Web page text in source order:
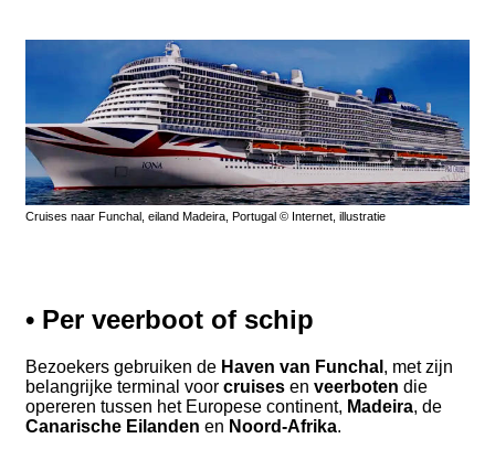
Cruises naar Funchal, eiland Madeira, Portugal © Internet, illustratie
• Per veerboot of schip
Bezoekers gebruiken de Haven van Funchal , met zijn
belangrijke terminal voor cruises en veerboten die
opereren tussen het Europese continent, Madeira, de
Canarische Eilanden en Noord-Afrika.